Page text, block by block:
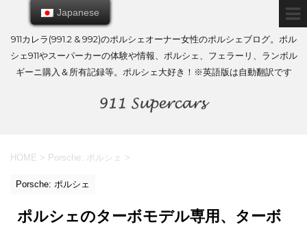
911カレラ(991.2 & 992)のポルシェオーナー女性のポルシェブログ。ポル
シェ911やスーパーカーの体験や情報、ポルシェ、フェラーリ、ランボル
ギーニ購入＆所有記録等。ポルシェ大好き！※英語版は自動翻訳です
HOME > Porsche: ポルシェ >
Porsche: ポルシェ
ポルシェのターボモデル専用、ターボ
Japanese
Japanese